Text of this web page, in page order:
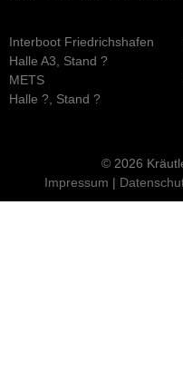
Interboot Friedrichshafen
Halle A3, Stand ?
METS
Halle ?, Stand ?
© 2026
Impressum |